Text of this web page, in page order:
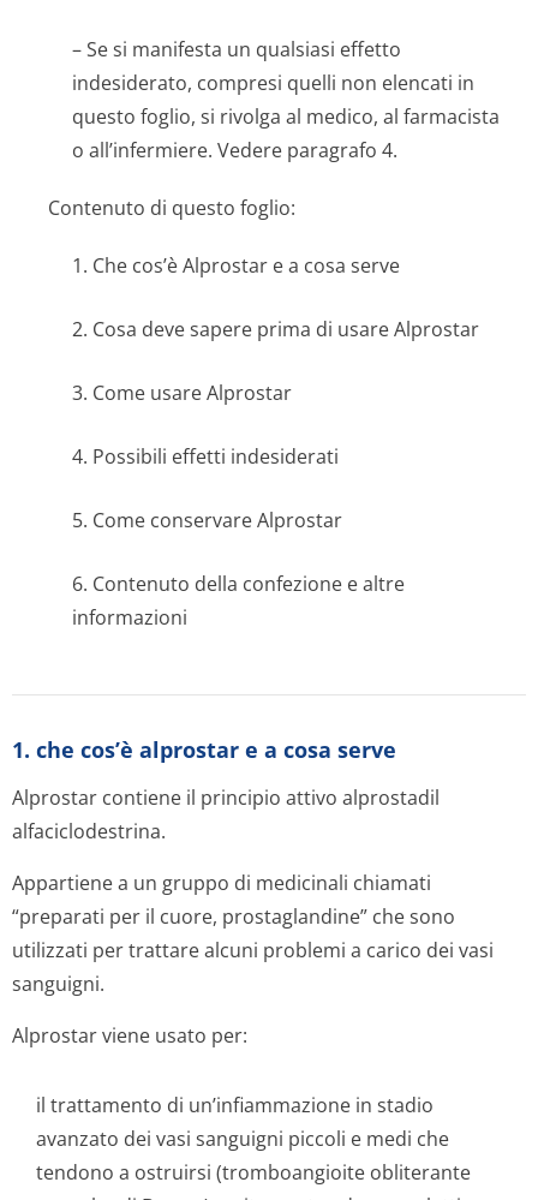
– Se si manifesta un qualsiasi effetto
indesiderato, compresi quelli non elencati in
questo foglio, si rivolga al medico, al farmacista
o all’infermiere. Vedere paragrafo 4.
Contenuto di questo foglio:
1. Che cos’è Alprostar e a cosa serve
2. Cosa deve sapere prima di usare Alprostar
3. Come usare Alprostar
4. Possibili effetti indesiderati
5. Come conservare Alprostar
6. Contenuto della confezione e altre
informazioni
1. che cos’è alprostar e a cosa serve
Alprostar contiene il principio attivo alprostadil
alfaciclodestrina.
Appartiene a un gruppo di medicinali chiamati
“preparati per il cuore, prostaglandine” che sono
utilizzati per trattare alcuni problemi a carico dei vasi
sanguigni.
Alprostar viene usato per:
il trattamento di un’infiammazione in stadio
avanzato dei vasi sanguigni piccoli e medi che
tendono a ostruirsi (tromboangioite obliterante